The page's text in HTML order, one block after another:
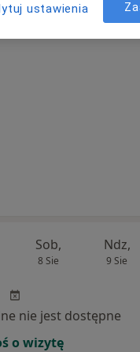
Sob,
8 Sie
Ndz,
9 Sie
nie jest dostępne
o wizytę
ustawienia